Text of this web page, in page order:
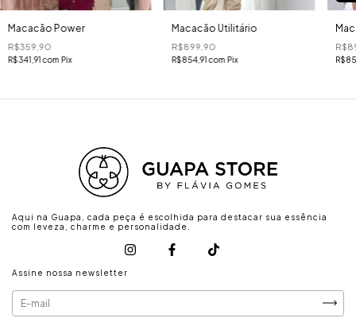
Macacão Power
R$359,90
R$341,91com Pix
Macacão Utilitário
R$899,90
R$854,91com Pix
Aqui na Guapa, cada peça é escolhida para destacar sua essência
com leveza, charme e personalidade.
Assine nossa newsletter